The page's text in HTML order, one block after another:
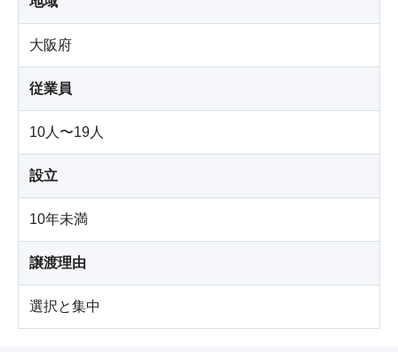
大阪府
従業員
10人〜19人
設立
10年未満
譲渡理由
選択と集中